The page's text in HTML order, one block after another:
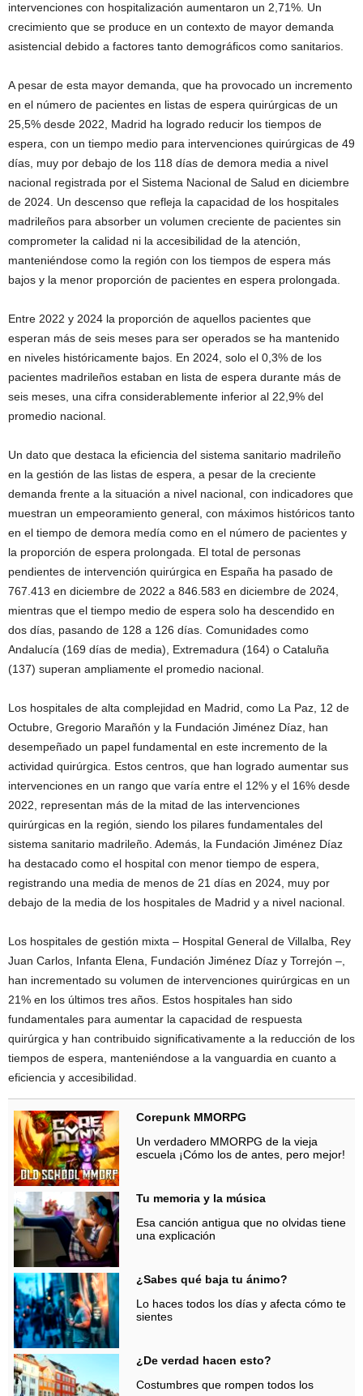
intervenciones con hospitalización aumentaron un 2,71%. Un
crecimiento que se produce en un contexto de mayor demanda
asistencial debido a factores tanto demográficos como sanitarios.
A pesar de esta mayor demanda, que ha provocado un incremento
en el número de pacientes en listas de espera quirúrgicas de un
25,5% desde 2022, Madrid ha logrado reducir los tiempos de
espera, con un tiempo medio para intervenciones quirúrgicas de 49
días, muy por debajo de los 118 días de demora media a nivel
nacional registrada por el Sistema Nacional de Salud en diciembre
de 2024. Un descenso que refleja la capacidad de los hospitales
madrileños para absorber un volumen creciente de pacientes sin
comprometer la calidad ni la accesibilidad de la atención,
manteniéndose como la región con los tiempos de espera más
bajos y la menor proporción de pacientes en espera prolongada.
Entre 2022 y 2024 la proporción de aquellos pacientes que
esperan más de seis meses para ser operados se ha mantenido
en niveles históricamente bajos. En 2024, solo el 0,3% de los
pacientes madrileños estaban en lista de espera durante más de
seis meses, una cifra considerablemente inferior al 22,9% del
promedio nacional.
Un dato que destaca la eficiencia del sistema sanitario madrileño
en la gestión de las listas de espera, a pesar de la creciente
demanda frente a la situación a nivel nacional, con indicadores que
muestran un empeoramiento general, con máximos históricos tanto
en el tiempo de demora medía como en el número de pacientes y
la proporción de espera prolongada. El total de personas
pendientes de intervención quirúrgica en España ha pasado de
767.413 en diciembre de 2022 a 846.583 en diciembre de 2024,
mientras que el tiempo medio de espera solo ha descendido en
dos días, pasando de 128 a 126 días. Comunidades como
Andalucía (169 días de media), Extremadura (164) o Cataluña
(137) superan ampliamente el promedio nacional.
Los hospitales de alta complejidad en Madrid, como La Paz, 12 de
Octubre, Gregorio Marañón y la Fundación Jiménez Díaz, han
desempeñado un papel fundamental en este incremento de la
actividad quirúrgica. Estos centros, que han logrado aumentar sus
intervenciones en un rango que varía entre el 12% y el 16% desde
2022, representan más de la mitad de las intervenciones
quirúrgicas en la región, siendo los pilares fundamentales del
sistema sanitario madrileño. Además, la Fundación Jiménez Díaz
ha destacado como el hospital con menor tiempo de espera,
registrando una media de menos de 21 días en 2024, muy por
debajo de la media de los hospitales de Madrid y a nivel nacional.
Los hospitales de gestión mixta – Hospital General de Villalba, Rey
Juan Carlos, Infanta Elena, Fundación Jiménez Díaz y Torrejón –,
han incrementado su volumen de intervenciones quirúrgicas en un
21% en los últimos tres años. Estos hospitales han sido
fundamentales para aumentar la capacidad de respuesta
quirúrgica y han contribuido significativamente a la reducción de los
tiempos de espera, manteniéndose a la vanguardia en cuanto a
eficiencia y accesibilidad.
Corepunk MMORPG
Un verdadero MMORPG de la vieja
escuela ¡Cómo los de antes, pero mejor!
Tu memoria y la música
Esa canción antigua que no olvidas tiene
una explicación
¿Sabes qué baja tu ánimo?
Lo haces todos los días y afecta cómo te
sientes
¿De verdad hacen esto?
Costumbres que rompen todos los